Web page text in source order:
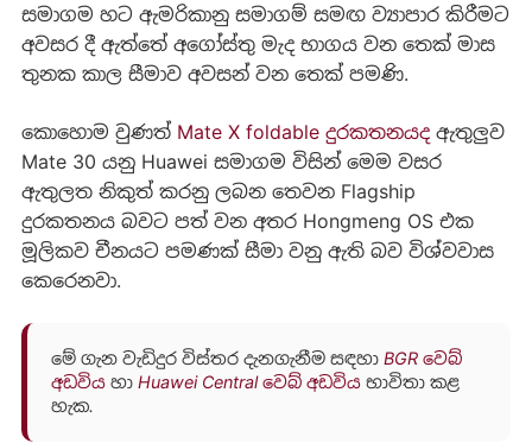
සමාගම හට ඇමරිකානු සමාගම් සමඟ ව්‍යාපාර කිරීමට
අවසර දී ඇත්තේ අගෝස්තු මැද භාගය වන තෙක් මාස
තුනක කාල සීමාව අවසන් වන තෙක් පමණි.
කොහොම වුණත් Mate X foldable දුරකතනයදඇතුලුව
Mate 30 යනු Huawei සමාගම විසින් මෙම වසර
ඇතුලත නිකුත් කරනු ලබන තෙවන Flagship
දුරකතනය බවට පත් වන අතර Hongmeng OS එක
මූලිකව චීනයට පමණක් සීමා වනු ඇති බව විශ්වවාස
කෙරෙනවා.
මේ ගැන වැඩිදුර විස්තර දැනගැනීම සඳහා BGR වෙබ්
අඩවියහා Huawei Central වෙබ් අඩවියභාවිතා කළ
හැක.